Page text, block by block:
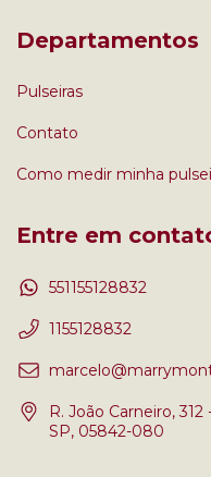
Departamentos
Pulseiras
Contato
Como medir minha
Entre em
551155128832
1155128832
R. João Carneiro,
SP, 05842-080